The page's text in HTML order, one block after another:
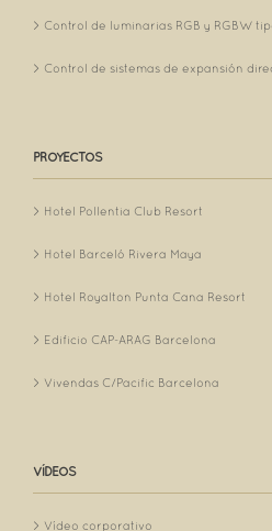
Control de luminarias RGB y RGBW
Control de sistemas de expansión
PROYECTOS
Hotel Pollentia Club Resort
Hotel Barceló Rivera Maya
Hotel Royalton Punta Cana Resort
Edificio CAP-ARAG Barcelona
Vivendas C/Pacific Barcelona
VÍDEOS
Vídeo corporativo